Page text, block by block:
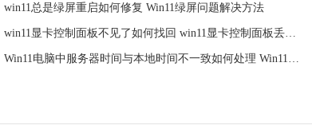
win11总是绿屏重启如何修复 Win11绿屏问题解决方法
win11显卡控制面板不见了如何找回 win11显卡控制面板丢失怎么办
Win11电脑中服务器时间与本地时间不一致如何处理 Win11电脑服务器时间与本地时间不同怎么办